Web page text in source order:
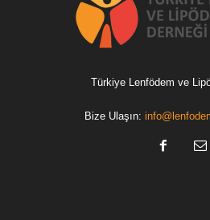
Türkiye Lenfödem ve
Bize Ulaşın: